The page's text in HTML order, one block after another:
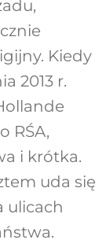
Kiedy
2013 r.
RŚA,
i krótka.
uda się
ulicach